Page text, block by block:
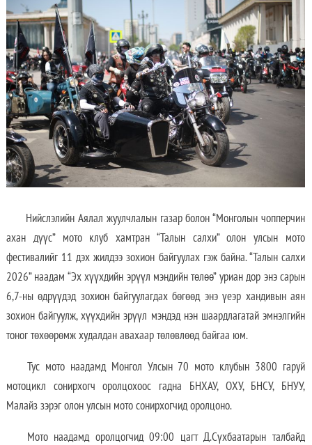
Нийслэлийн Аялал жуулчлалын газар болон “Монголын чопперчин
ахан дүүс” мото клуб хамтран “Талын салхи” олон улсын мото
фестивалийг 11 дэх жилдээ зохион байгуулах гэж байна. “Талын салхи
2026” наадам “Эх хүүхдийн эрүүл мэндийн төлөө” уриан дор энэ сарын
6,7-ны өдрүүдэд зохион байгуулагдах бөгөөд энэ үеэр хандивын аян
зохион байгуулж, хүүхдийн эрүүл мэндэд нэн шаардлагатай эмнэлгийн
тоног төхөөрөмж худалдан авахаар төлөвлөөд байгаа юм.
Тус мото наадамд Монгол Улсын 70 мото клубын 3800 гаруй
мотоцикл сонирхогч оролцохоос гадна БНХАУ, ОХУ, БНСУ, БНУУ,
Малайз зэрэг олон улсын мото сонирхогчид оролцоно.
Мото наадамд оролцогчид 09:00 цагт Д.Сүхбаатарын талбайд